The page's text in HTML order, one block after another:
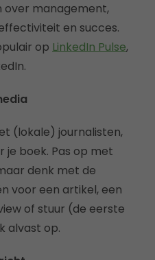
over management,
en succes.
op LinkedIn Pulse,
(lokale) journalisten,
je boek. Pas op met
denk met de
voor een artikel, een
of stuur (de eerste
alvast op.